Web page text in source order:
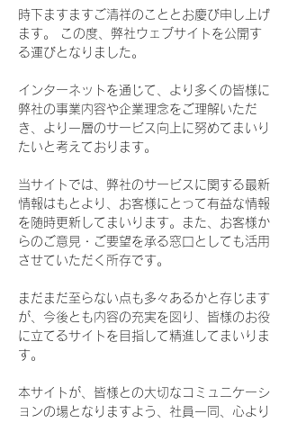
時下ますますご清祥のこととお慶び申し上げ
ます。 この度、弊社ウェブサイトを公開す
る運びとなりました。
インターネットを通じて、より多くの皆様に
弊社の事業内容や企業理念をご理解いただ
き、より一層のサービス向上に努めてまいり
たいと考えております。
当サイトでは、弊社のサービスに関する最新
情報はもとより、お客様にとって有益な情報
を随時更新してまいります。また、お客様か
らのご意見・ご要望を承る窓口としても活用
させていただく所存です。
まだまだ至らない点も多々あるかと存じます
が、今後とも内容の充実を図り、皆様のお役
に立てるサイトを目指して精進してまいりま
す。
本サイトが、皆様との大切なコミュニケーシ
ョンの場となりますよう、社員一同、心より